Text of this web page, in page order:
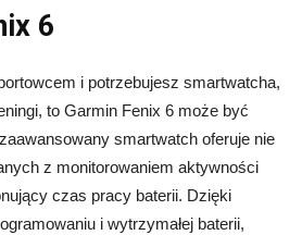
6
i potrzebujesz smartwatcha,
to Garmin Fenix 6 może być
smartwatch oferuje nie
z monitorowaniem aktywności
czas pracy baterii. Dzięki
i wytrzymałej baterii,